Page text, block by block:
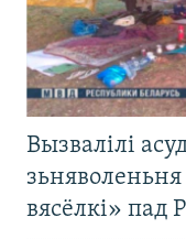
Вызвалілі
зьняволеньня
вясёлкі» пад